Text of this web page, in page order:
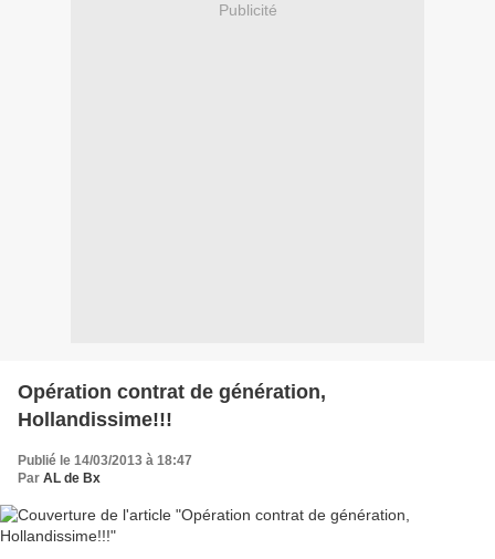
Publicité
Opération contrat de génération,
Hollandissime!!!
Publié le 14/03/2013 à 18:47
Par AL de Bx